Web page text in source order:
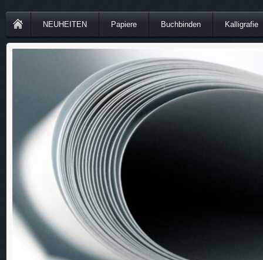
NEUHEITEN Papiere Buchbinden Kalligrafie